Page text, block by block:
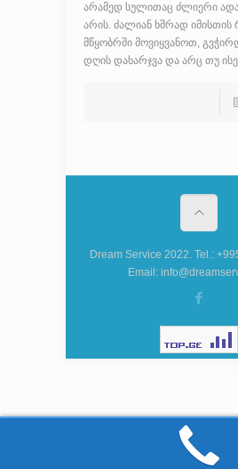
არამედ სულითაც ძლიერი
არის. ძალიან ხშრად
მწყობრში მოვიყვანოთ,
დღის დახარჯვა და არც თუ
Dream Service 2022. Tel.:
Email: